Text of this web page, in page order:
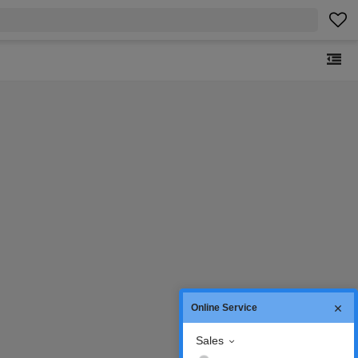
Online Service
Sales